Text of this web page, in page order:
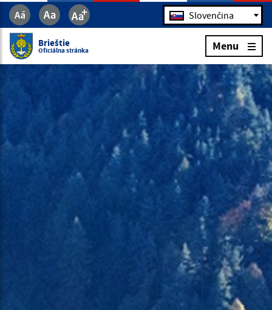
Jazyk Slovenčina
Brieštie
Oficiálna stránka Menu